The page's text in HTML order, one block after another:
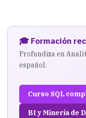
🎓 Formación
Profundiza en
español:
Curso SQL
BI y Minería de